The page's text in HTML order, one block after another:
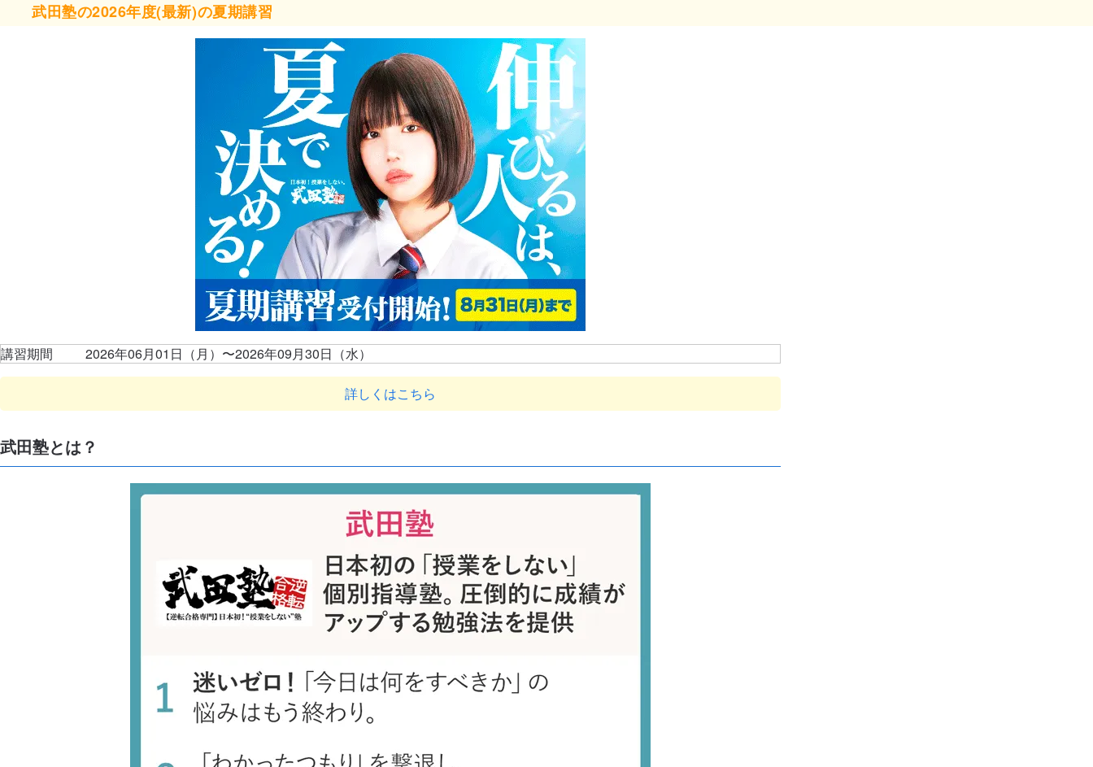
武田塾の2026年度(最新)の夏期講習
講習期間 2026年06月01日（月）〜2026年09月30日（水）
詳しくはこちら
武田塾とは？